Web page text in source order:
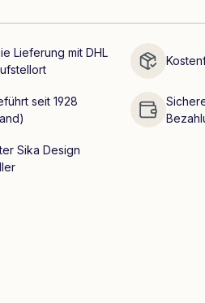
Lieferung mit DHL
seit 1928
Sika Design